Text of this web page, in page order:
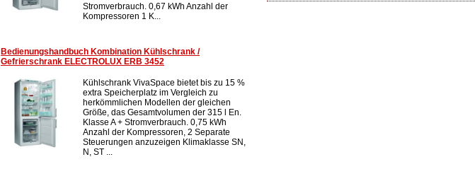
Stromverbrauch. 0,67 kWh Anzahl der
Kompressoren 1 K...
Bedienungshandbuch Kombination Kühlschrank /
Gefrierschrank ELECTROLUX ERB 3452
Kühlschrank VivaSpace bietet bis zu 15 %
extra Speicherplatz im Vergleich zu
herkömmlichen Modellen der gleichen
Größe, das Gesamtvolumen der 315 l En.
Klasse A + Stromverbrauch. 0,75 kWh
Anzahl der Kompressoren, 2 Separate
Steuerungen anzuzeigen Klimaklasse SN,
N, ST ...